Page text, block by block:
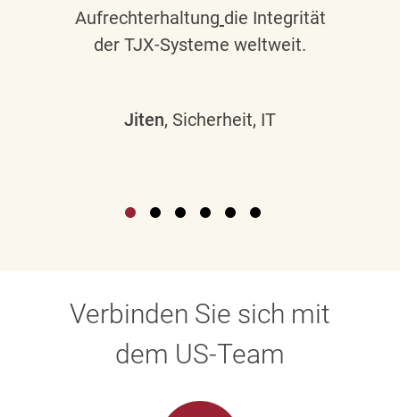
Aufrechterhaltung die Integrität
der TJX-Systeme weltweit.
Jiten, Sicherheit, IT
Verbinden Sie sich mit
dem US-Team